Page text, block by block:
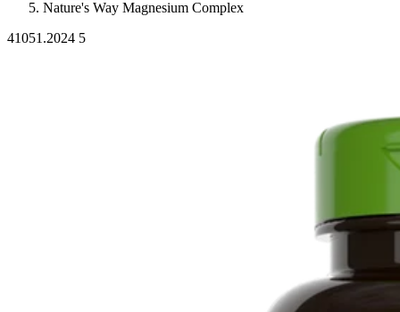
Nature's Way Magnesium Complex
41051.2024 5